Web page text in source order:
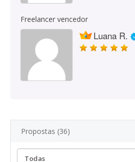
Freelancer vencedor
Luana R.
Propostas (36)